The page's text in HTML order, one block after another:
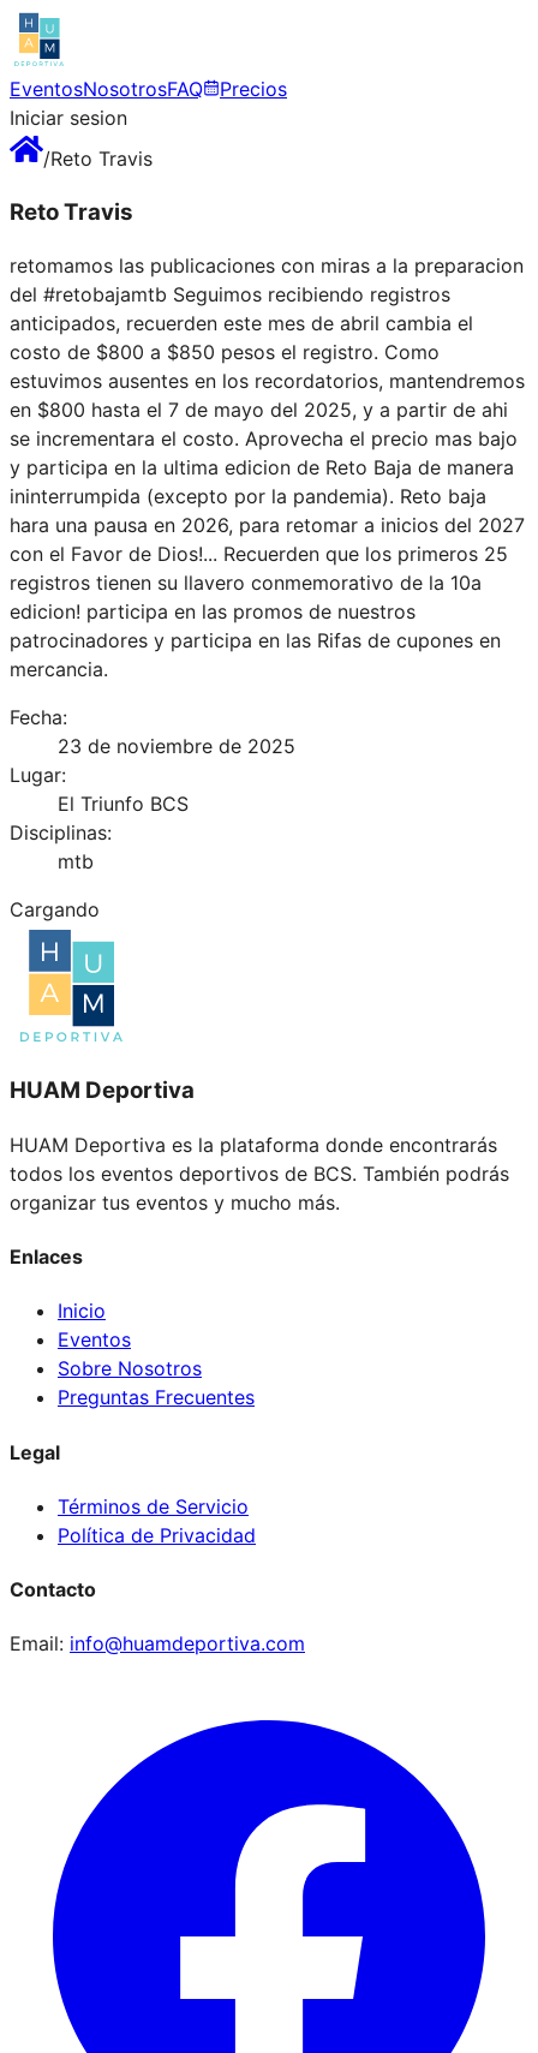
EventosNosotrosFAQ
Precios
Iniciar sesion
/Reto Travis
Reto Travis
retomamos las publicaciones con miras a la preparacion
del #retobajamtb Seguimos recibiendo registros
anticipados, recuerden este mes de abril cambia el
costo de $800 a $850 pesos el registro. Como
estuvimos ausentes en los recordatorios, mantendremos
en $800 hasta el 7 de mayo del 2025, y a partir de ahi
se incrementara el costo. Aprovecha el precio mas bajo
y participa en la ultima edicion de Reto Baja de manera
ininterrumpida (excepto por la pandemia). Reto baja
hara una pausa en 2026, para retomar a inicios del 2027
con el Favor de Dios!... Recuerden que los primeros 25
registros tienen su llavero conmemorativo de la 10a
edicion! participa en las promos de nuestros
patrocinadores y participa en las Rifas de cupones en
mercancia.
Fecha:
23 de noviembre de 2025
Lugar:
El Triunfo BCS
Disciplinas:
mtb
Cargando
HUAM Deportiva
HUAM Deportiva es la plataforma donde encontrarás
todos los eventos deportivos de BCS. También podrás
organizar tus eventos y mucho más.
Enlaces
Inicio
Eventos
Sobre Nosotros
Preguntas Frecuentes
Legal
Términos de Servicio
Política de Privacidad
Contacto
Email: info@huamdeportiva.com